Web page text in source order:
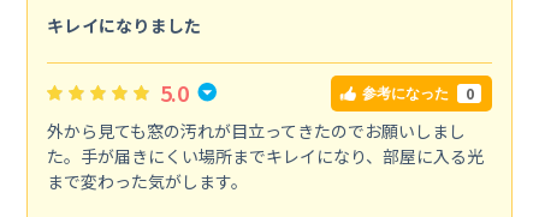
キレイになりました
5.0 参考になった 0
外から見ても窓の汚れが目立ってきたのでお願いしまし
た。手が届きにくい場所までキレイになり、部屋に入る光
まで変わった気がします。